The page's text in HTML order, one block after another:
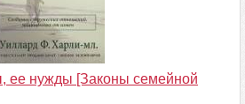
ее нужды [Законы семейной